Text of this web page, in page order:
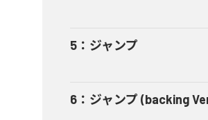
5 ： ジャンプ
6 ： ジャンプ (backing